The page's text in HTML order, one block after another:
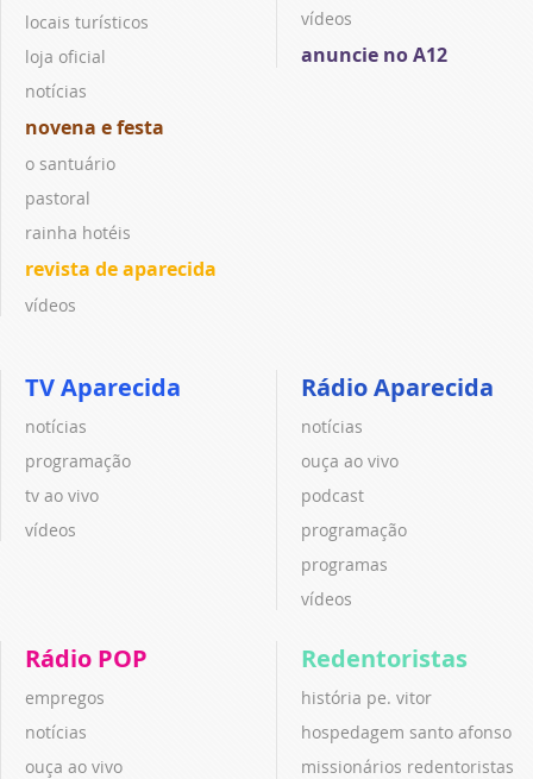
locais turísticos
loja oficial
notícias
novena e festa
o santuário
pastoral
rainha hotéis
revista de aparecida
vídeos
vídeos
anuncie no A12
TV Aparecida
notícias
programação
tv ao vivo
vídeos
Rádio Aparecida
notícias
ouça ao vivo
podcast
programação
programas
vídeos
Rádio POP
empregos
notícias
ouça ao vivo
Redentoristas
história pe. vitor
hospedagem santo afonso
missionários redentoristas